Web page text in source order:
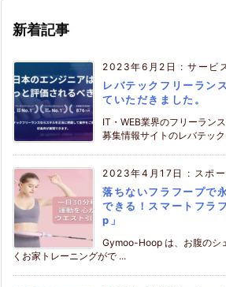
新着記事
2023年6月2日 :サービ
レバテックフリーラン
ていただきました。
IT・WEB業界のフリーラン
募集情報サイトのレバテッ
2023年4月17日 : スポ
落ちないフラフープで
できる！スマートフ
p」
Gymoo-Hoop は、お腹のシ
くお家トレーニングがで ...